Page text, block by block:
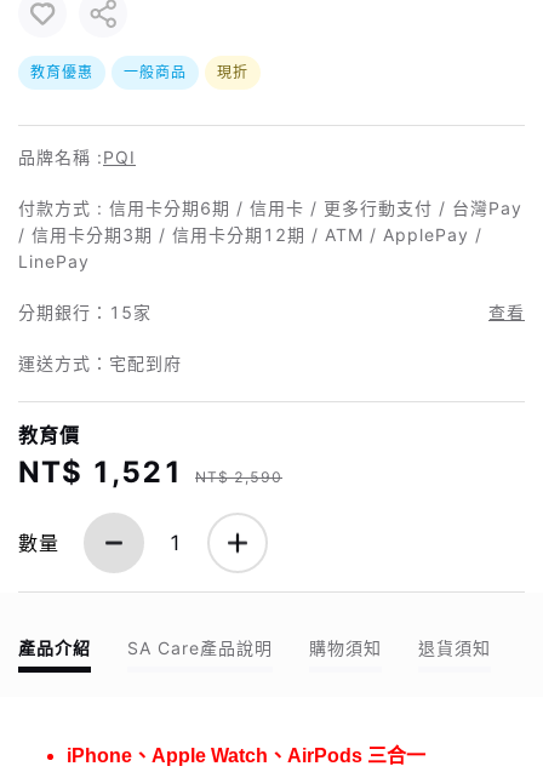
教育優惠 一般商品 現折
品牌名稱 :PQI
付款方式 : 信用卡分期6期 / 信用卡 / 更多行動支付 / 台灣Pay
/ 信用卡分期3期 / 信用卡分期12期 / ATM / ApplePay /
LinePay
分期銀行： 15家 查看
運送方式：宅配到府
教育價
NT$ 1,521 NT$ 2,590
數量 1
產品介紹 SA Care產品說明 購物須知 退貨須知
iPhone、Apple Watch、AirPods 三合一